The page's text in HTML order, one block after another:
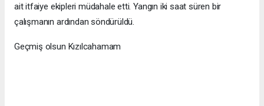
ait itfaiye ekipleri müdahale etti. Yangın iki saat süren bir
çalışmanın ardından söndürüldü.
Geçmiş olsun Kızılcahamam